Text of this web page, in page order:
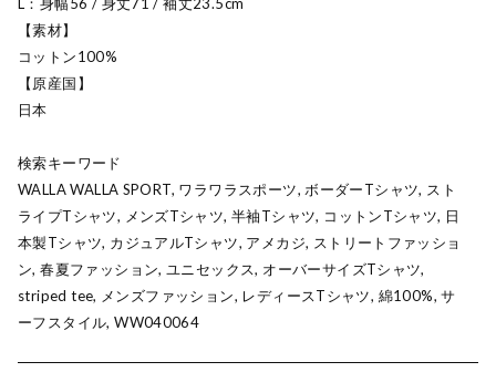
【素材】
コットン100%
【原産国】
日本
検索キーワード
WALLA WALLA SPORT, ワラワラスポーツ, ボーダーTシャツ, スト
ライプTシャツ, メンズTシャツ, 半袖Tシャツ, コットンTシャツ, 日
本製Tシャツ, カジュアルTシャツ, アメカジ, ストリートファッショ
ン, 春夏ファッション, ユニセックス, オーバーサイズTシャツ,
striped tee, メンズファッション, レディースTシャツ, 綿100%, サ
ーフスタイル, WW040064